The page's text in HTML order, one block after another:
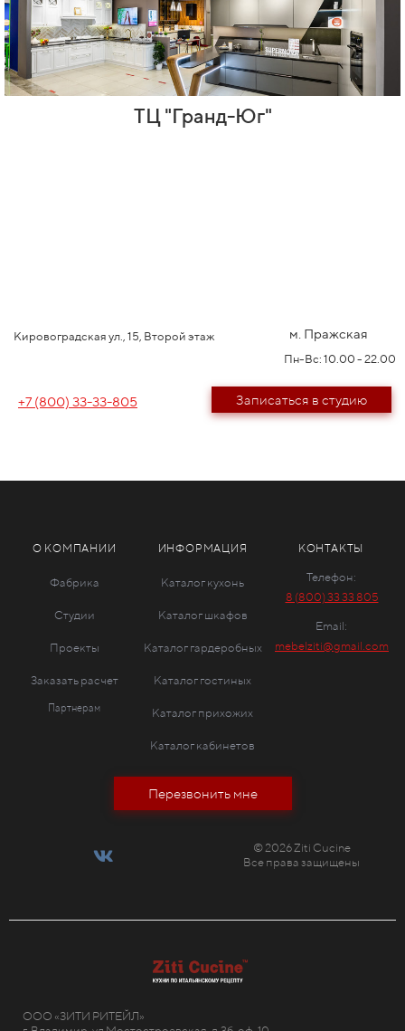
ТЦ "Гранд-Юг"
Кировоградская ул., 15, Второй этаж м. Пражская
Пн-Вс: 10.00 - 22.00
+7 (800) 33-33-805 Записаться в студию
О КОМПАНИИ
Фабрика
Студии
Проекты
Заказать расчет
Партнерам
ИНФОРМАЦИЯ
Каталог кухонь
Каталог шкафов
Каталог гардеробных
Каталог гостиных
Каталог прихожих
Каталог кабинетов
КОНТАКТЫ
Телефон:
8 (800) 33 33 805
Email:
mebelziti@gmail.com
Перезвонить мне
© 2026 Ziti Cucine
Все права защищены
ООО «ЗИТИ РИТЕЙЛ»